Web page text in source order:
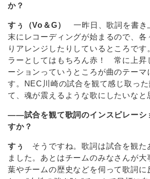
か？
すぅ（Vo＆G）
一昨日、歌詞を書き
末にレコーディングが始まるので、各
りアレンジしたりしているところです
ラーとしてはもちろん赤！ 常に上昇
ーションっていうところが曲のテーマ
す。NEC川崎の試合を観て感じ取っ
て、魂が震えるような歌にしたいなと
――試合を観て歌詞のインスピレーシ
すか？
すぅ
そうですね。歌詞は試合を観た
ました。あとはチームのみなさんが大
葉やチームの歴史などを伺って歌詞に